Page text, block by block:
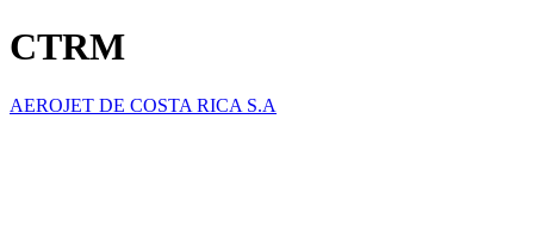
CTRM
AEROJET DE COSTA RICA S.A